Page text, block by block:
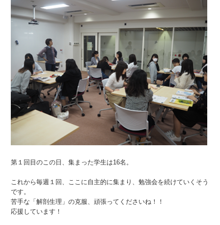
第１回目のこの日、集まった学生は16名。
これから毎週１回、ここに自主的に集まり、勉強会を続けていくそう
です。
苦手な「解剖生理」の克服、頑張ってくださいね！！
応援しています！